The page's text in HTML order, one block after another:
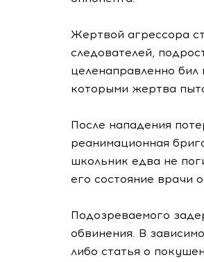
Жертвой агрессора
следователей,
целенаправленно бил
которыми жертва
После нападения
реанимационная
школьник едва не
его состояние врачи
Подозреваемого
обвинения. В
либо статья о